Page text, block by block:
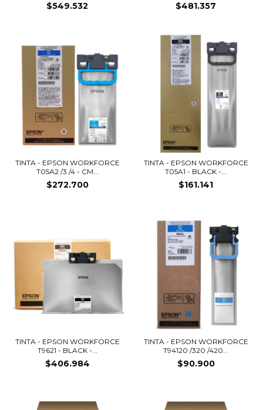
$549.532 $481.357
TINTA - EPSON WORKFORCE
T05A2 /3 /4 - CM...
$272.700
TINTA - EPSON WORKFORCE
T05A1 - BLACK -...
$161.141
TINTA - EPSON WORKFORCE
T9621 - BLACK -...
$406.984
TINTA - EPSON WORKFORCE
T94120 /320 /420...
$90.900